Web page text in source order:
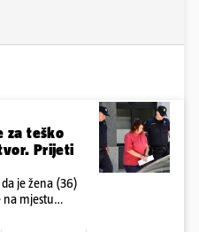
za teško
Prijeti
je žena (36)
na mjestu